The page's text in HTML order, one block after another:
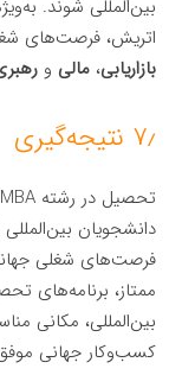
بین‌المللی شوند.
اتریش، فرصت‌های
بازاریابی،مالی و
۷٫ نتیجه‌گیری
دانشجویان
فرصت‌های شغلی
ممتاز، برنامه‌های
بین‌المللی، مکانی
کسب‌وکار جهانی